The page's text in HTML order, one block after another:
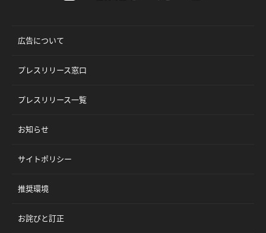
広告について
プレスリリース窓口
プレスリリース一覧
お知らせ
サイトポリシー
推奨環境
お詫びと訂正